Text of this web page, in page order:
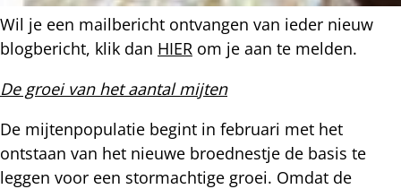
Wil je een mailbericht ontvangen van ieder nieuw
blogbericht, klik dan HIER om je aan te melden.
De groei van het aantal mijten
De mijtenpopulatie begint in februari met het
ontstaan van het nieuwe broednestje de basis te
leggen voor een stormachtige groei. Omdat de